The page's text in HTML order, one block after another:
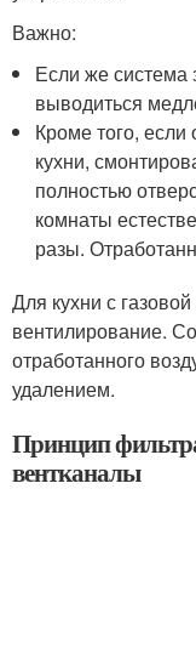
Важно:
Если же система
выводиться
Кроме того,
кухни,
полностью
комнаты
разы.
Для кухни с
вентилирование.
отработанного
удалением.
Принцип
вентканалы